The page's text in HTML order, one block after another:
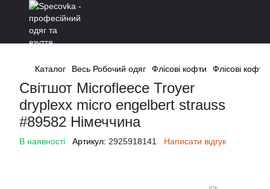
Каталог Весь Робочий одяг Флісові кофти Флісові
Світшот Microfleece Troyer
dryplexx micro engelbert strauss
#89582 Німеччина
В наявності Артикул: 2925918141 Написати відгук